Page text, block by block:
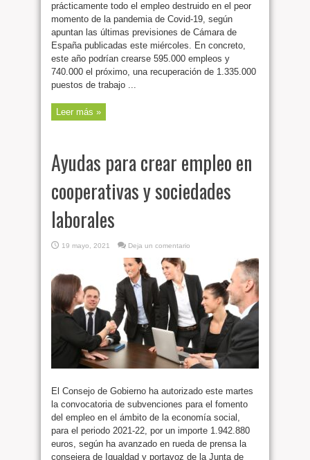
prácticamente todo el empleo destruido en el peor
momento de la pandemia de Covid-19, según
apuntan las últimas previsiones de Cámara de
España publicadas este miércoles. En concreto,
este año podrían crearse 595.000 empleos y
740.000 el próximo, una recuperación de 1.335.000
puestos de trabajo ...
Leer más »
Ayudas para crear empleo en
cooperativas y sociedades
laborales
19 mayo, 2021 Deja un comentario
El Consejo de Gobierno ha autorizado este martes
la convocatoria de subvenciones para el fomento
del empleo en el ámbito de la economía social,
para el periodo 2021-22, por un importe 1.942.880
euros, según ha avanzado en rueda de prensa la
consejera de Igualdad y portavoz de la Junta de